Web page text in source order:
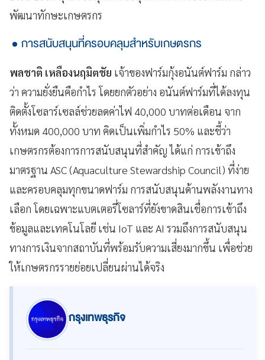
พัฒนาทักษะเกษตรกร
การสนับสนุนที่ครอบคลุมสำหรับเกษตรกร
พลชาติ เหลืองนฤมิตชัย เจ้าของฟาร์มกุ้งอนันต์ฟาร์ม กล่าว
ว่า ความยั่งยืนคือกำไร โดยยกตัวอย่าง อนันต์ฟาร์มที่ได้ลงทุน
ติดตั้งโซลาร์เซลล์ช่วยลดค่าไฟ 40,000 บาทต่อเดือน จาก
ทั้งหมด 400,000 บาท คิดเป็นเพิ่มกำไร 50% และชี้ว่า
เกษตรกรต้องการการสนับสนุนที่สำคัญ ได้แก่ การเข้าถึง
มาตรฐาน ASC (Aquaculture Stewardship Council) ที่ง่าย
และครอบคลุมทุกขนาดฟาร์ม การสนับสนุนด้านพลังงานทาง
เลือก โดยเฉพาะแบตเตอรี่โซลาร์ที่ยังขาดสินเชื่อการเข้าถึง
ข้อมูลและเทคโนโลยี เช่น IoT และ AI รวมถึงการสนับสนุน
ทางการเงินจากสถาบันที่พร้อมรับความเสี่ยงมากขึ้น เพื่อช่วย
ให้เกษตรกรรายย่อยเปลี่ยนผ่านได้จริง
กรุงเทพธุรกิจ